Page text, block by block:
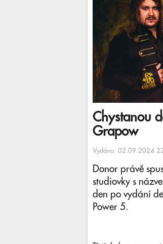
Chystanou
Grapow
Vydáno: 02.09.2024
Donor právě
studiovky s
den po vydání
Power 5.